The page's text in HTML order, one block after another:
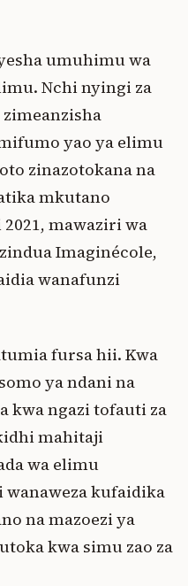
umuhimu wa
Nchi nyingi za
yao ya elimu
zinazotokana na
mkutano
mawaziri wa
Imaginécole,
wanafunzi
fursa hii. Kwa
ya ndani na
kwa ngazi tofauti za
mahitaji
wa elimu
kufaidika
na mazoezi ya
kwa simu zao za